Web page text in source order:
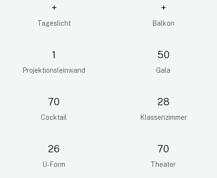
+
Tageslicht
+
Balkon
1
Projektionsleinwand
50
Gala
70
Cocktail
28
Klassenzimmer
26
U-Form
70
Theater